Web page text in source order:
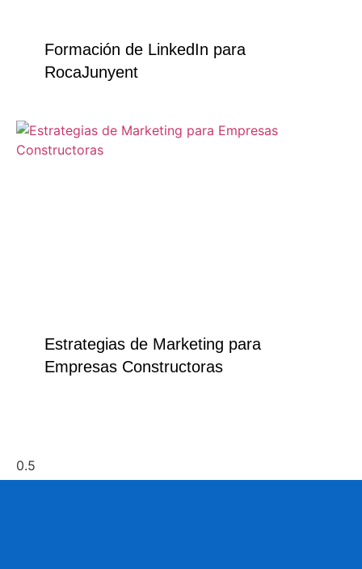
Formación de LinkedIn para
RocaJunyent
Estrategias de Marketing para
Empresas Constructoras